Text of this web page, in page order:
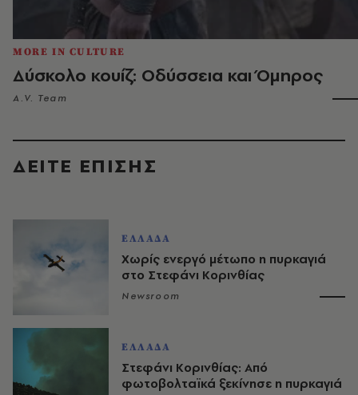
MORE IN CULTURE
Δύσκολο κουίζ: Οδύσσεια και Όμηρος
A.V. Team
ΔΕΙΤΕ ΕΠΙΣΗΣ
ΕΛΛΑΔΑ
Χωρίς ενεργό μέτωπο η πυρκαγιά
στο Στεφάνι Κορινθίας
Newsroom
ΕΛΛΑΔΑ
Στεφάνι Κορινθίας: Από
φωτοβολταϊκά ξεκίνησε η πυρκαγιά